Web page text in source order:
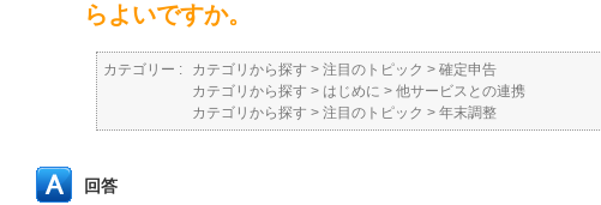
らよいですか。
カテゴリー : カテゴリから探す > 注目のトピック > 確定申告
カテゴリから探す > はじめに > 他サービスとの連携
カテゴリから探す > 注目のトピック > 年末調整
回答